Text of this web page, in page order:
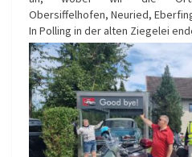
Obersiffelhofen, Neuried,
In Polling in der alten Ziegelei